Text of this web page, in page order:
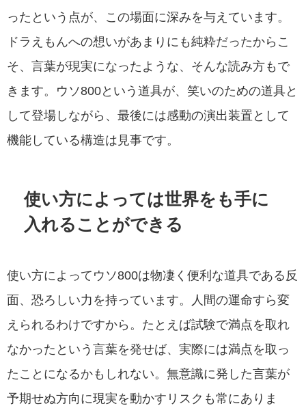
ったという点が、この場面に深みを与えています。
ドラえもんへの想いがあまりにも純粋だったからこ
そ、言葉が現実になったような、そんな読み方もで
きます。ウソ800という道具が、笑いのための道具と
して登場しながら、最後には感動の演出装置として
機能している構造は見事です。
使い方によっては世界をも手に
入れることができる
使い方によってウソ800は物凄く便利な道具である反
面、恐ろしい力を持っています。人間の運命すら変
えられるわけですから。たとえば試験で満点を取れ
なかったという言葉を発せば、実際には満点を取っ
たことになるかもしれない。無意識に発した言葉が
予期せぬ方向に現実を動かすリスクも常にありま